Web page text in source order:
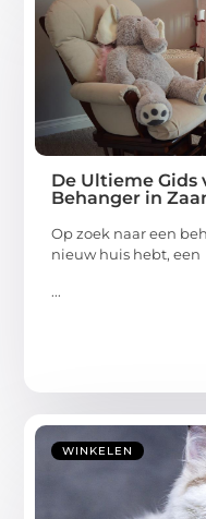
De Ultieme Gids
Behanger in
Op zoek naar een
nieuw huis hebt, een
...
WINKELEN